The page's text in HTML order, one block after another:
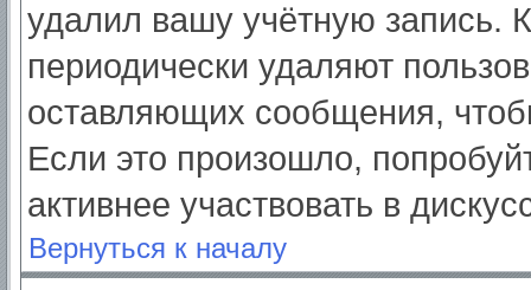
удалил вашу учётную запись.
периодически удаляют
оставляющих сообщения,
Если это произошло,
активнее участвовать в
Вернуться к началу